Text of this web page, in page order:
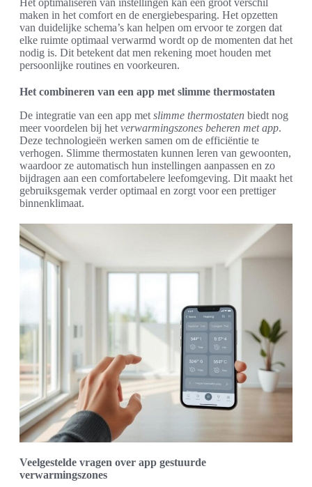
Het optimaliseren van instellingen kan een groot verschil
maken in het comfort en de energiebesparing. Het opzetten
van duidelijke schema’s kan helpen om ervoor te zorgen dat
elke ruimte optimaal verwarmd wordt op de momenten dat het
nodig is. Dit betekent dat men rekening moet houden met
persoonlijke routines en voorkeuren.
Het combineren van een app met slimme thermostaten
De integratie van een app met slimme thermostaten biedt nog
meer voordelen bij het verwarmingszones beheren met app.
Deze technologieën werken samen om de efficiëntie te
verhogen. Slimme thermostaten kunnen leren van gewoonten,
waardoor ze automatisch hun instellingen aanpassen en zo
bijdragen aan een comfortabelere leefomgeving. Dit maakt het
gebruiksgemak verder optimaal en zorgt voor een prettiger
binnenklimaat.
Veelgestelde vragen over app gestuurde
verwarmingszones